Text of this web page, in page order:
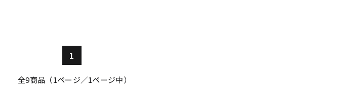
1
全9商品（1ページ／1ページ中）